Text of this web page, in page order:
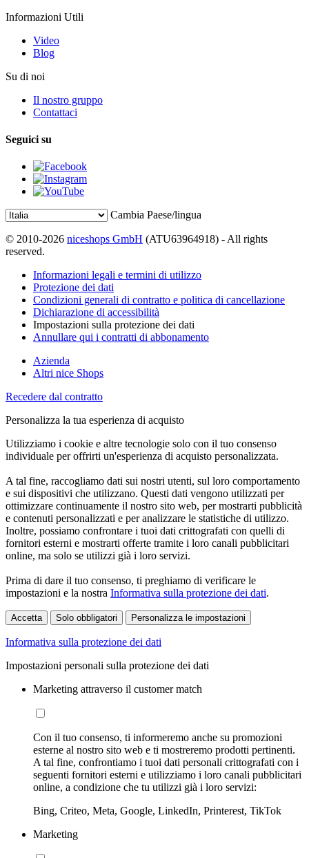
Informazioni Utili
Video
Blog
Su di noi
Il nostro gruppo
Contattaci
Seguici su
Cambia Paese/lingua
© 2010-2026 niceshops GmbH (ATU63964918) - All rights
reserved.
Informazioni legali e termini di utilizzo
Protezione dei dati
Condizioni generali di contratto e politica di cancellazione
Dichiarazione di accessibilità
Impostazioni sulla protezione dei dati
Annullare qui i contratti di abbonamento
Azienda
Altri nice Shops
Recedere dal contratto
Personalizza la tua esperienza di acquisto
Utilizziamo i cookie e altre tecnologie solo con il tuo consenso
individuale per offrirti un'esperienza di acquisto personalizzata.
A tal fine, raccogliamo dati sui nostri utenti, sul loro comportamento
e sui dispositivi che utilizzano. Questi dati vengono utilizzati per
ottimizzare continuamente il nostro sito web, per mostrarti pubblicità
e contenuti personalizzati e per analizzare le statistiche di utilizzo.
Inoltre, possiamo confrontare i tuoi dati crittografati con quelli di
fornitori esterni e mostrarti offerte tramite i loro canali pubblicitari
online, ma solo se utilizzi già i loro servizi.
Prima di dare il tuo consenso, ti preghiamo di verificare le
impostazioni e la nostra Informativa sulla protezione dei dati.
Accetta Solo obbligatori Personalizza le impostazioni
Informativa sulla protezione dei dati
Impostazioni personali sulla protezione dei dati
Marketing attraverso il customer match
Con il tuo consenso, ti informeremo anche su promozioni
esterne al nostro sito web e ti mostreremo prodotti pertinenti.
A tal fine, confrontiamo i tuoi dati personali crittografati con i
seguenti fornitori esterni e utilizziamo i loro canali pubblicitari
online, a condizione che tu utilizzi già i loro servizi:
Bing, Criteo, Meta, Google, LinkedIn, Printerest, TikTok
Marketing